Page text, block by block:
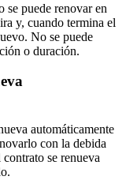
se puede renovar en
y, cuando termina el
No se puede
o duración.
automáticamente
con la debida
se renueva